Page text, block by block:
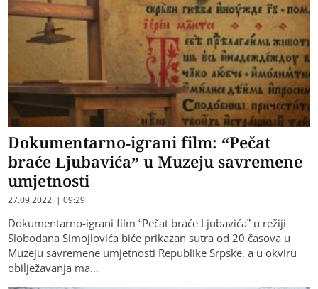
Dokumentarno-igrani film: “Pečat
braće Ljubavića” u Muzeju savremene
umjetnosti
27.09.2022. | 09:29
Dokumentarno-igrani film “Pečat braće Ljubavića” u režiji
Slobodana Simojlovića biće prikazan sutra od 20 časova u
Muzeju savremene umjetnosti Republike Srpske, a u okviru
obilježavanja ma…